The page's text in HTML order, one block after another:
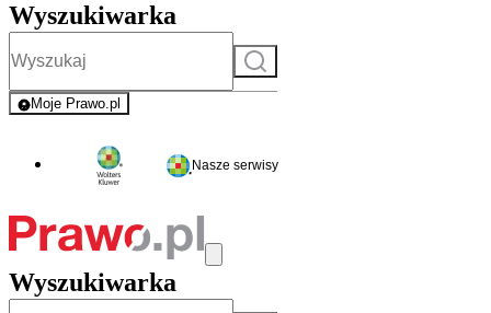
Wyszukiwarka
Szukaj
Moje Prawo.pl
- rejestracja i logowanie do serwisu
Nasze serwisy
Wyszukiwarka